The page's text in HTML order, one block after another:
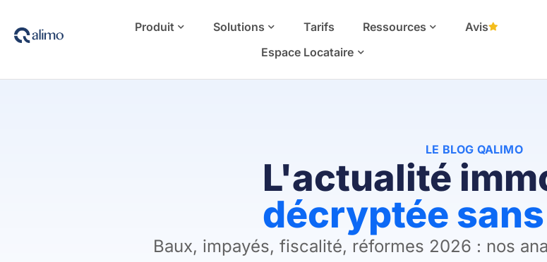
Produit Solutions Tarifs Ressources
Avis
Espace Locataire
LE BLOG QALIMO
L'actualité
décryptée
Baux, impayés, fiscalité, réformes 2026 : nos